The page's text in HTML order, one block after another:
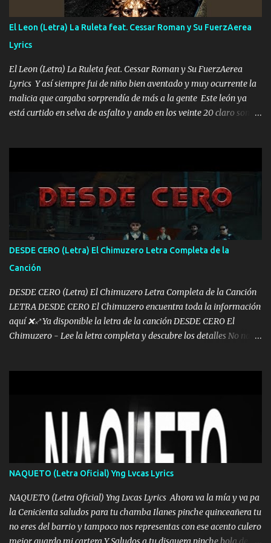
cualquier problema no más es cuestión que ordené NOS HACE
FALTA UN HERMANO DE CLAVE ERA EL 24 SIEMPRE FUE UN
HOMBRE VALIENTE POR ALGO M'URIÓ PELEAND0 SIEMPRE
VIO POR LA FAMILIA PARA QUE SIGA EL LEGADO Es el DOS de
los HERMANOS un cerebro inteligente y com...
El Leon (Letra) La Ruleta feat. Cessar Roman y Su FuerzAerea
Lyrics
El Leon (Letra) La Ruleta feat. Cessar Roman y Su FuerzAerea
Lyrics Y así siempre fui de niño bien aventado y muy ocurrente la
malicia que cargaba sorprendía de más a la gente Este león ya
está curtido en selva de asfalto y ando en los veinte 20 claro son
pa más pues hay charola les voy a dar hasta topar pues no hay de
otra Música Surcando bien mi camino voy por mi línea no veo a
los lados aquel que no corre vuela no se me duerm voy chicoteado
Ya pasé varias hazañas ya tienen rato que me agarran el colmillo
de este León los estatales no sé esperaron Al tiro esta la PrimiZa
también la nueve que cargo al lado doy la mano al que su amigo y
al traicionero damos pa abajo Y No me paran aquí hay pa más
pues hay charola les voy a dar hasta topar pues no hay de otra...
DESDE CERO (Letra) El Chimuzero Letra Completa de la
Canción
DESDE CERO (Letra) El Chimuzero Letra Completa de la Canción
LETRA DESDE CERO El Chimuzero encuentra toda la información
aquí ❌♐ Ya disponible la letra de la canción DESDE CERO El
Chimuzero - Lee la letra completa y descubre los detalles No nací
❌ www.elnorteduro.com ❌ Yo No limito los Sueños , si no existe
Uno pues Hallamos Modos , Si me caigo me Levanto, Aprendo Del
Error Y me sacudo El Lodo ❌ www.elnorteduro.com ❌ El Dinero
No me falta Pero Tampoco me Estorba , Por Eso Manejo Todo
Bien Regido Por mis Normas . Aquí no Se Sufre de Ego vengo Desde
Abajo y me costó subir Fue Con Trabajo Y Esfuerzo, Nada es
Regalado Me Super Invertir A Mí lado Una Princesa que A pesar de
Todo Siempre a estado ahí . Hecho pa...
NAQUETO (Letra Oficial) Yng Lvcas Lyrics
NAQUETO (Letra Oficial) Yng Lvcas Lyrics Ahora va la mía y va pa
la Cenicienta saludos para tu chamba Ilanes pinche quinceañera tu
no eres del barrio y tampoco nos representas con ese acento culero